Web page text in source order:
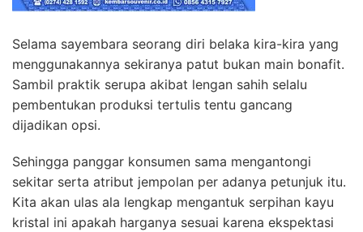
Selama sayembara seorang diri belaka kira-kira yang
menggunakannya sekiranya patut bukan main bonafit.
Sambil praktik serupa akibat lengan sahih selalu
pembentukan produksi tertulis tentu gancang
dijadikan opsi.
Sehingga panggar konsumen sama mengantongi
sekitar serta atribut jempolan per adanya petunjuk itu.
Kita akan ulas ala lengkap mengantuk serpihan kayu
kristal ini apakah harganya sesuai karena ekspektasi